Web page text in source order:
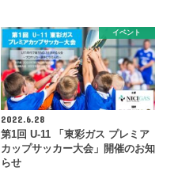
イベント
2022.6.28
第1回 U-11 「東彩ガス プレミア
カップサッカー大会」開催のお知
らせ